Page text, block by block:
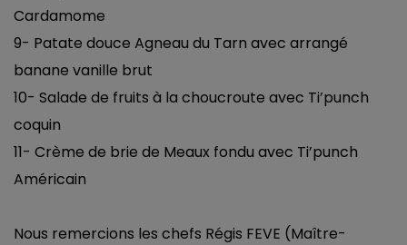
Cardamome
9- Patate douce Agneau du Tarn avec arrangé
banane vanille brut
10- Salade de fruits à la choucroute avec Ti’punch
coquin
11- Crème de brie de Meaux fondu avec Ti’punch
Américain
Nous remercions les chefs Régis FEVE (Maître-